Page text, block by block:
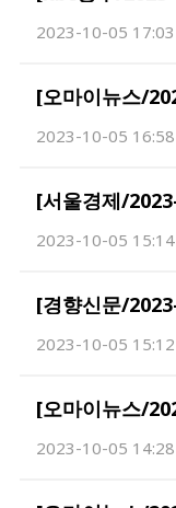
2023-10-05 17:03
2023-10-05 16:58
2023-10-05 15:14
2023-10-05 15:12
2023-10-05 14:28